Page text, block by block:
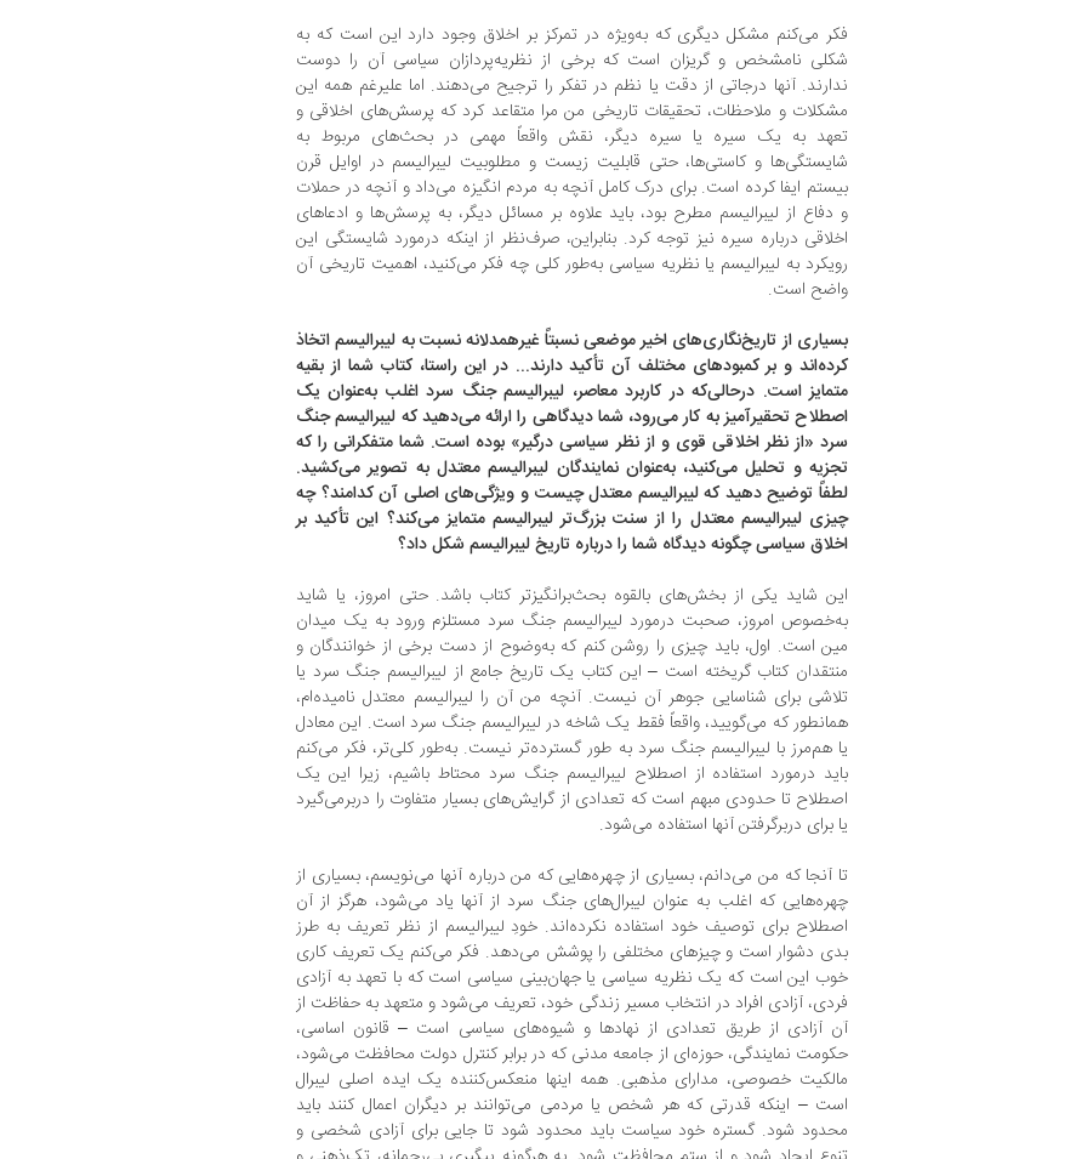
فکر می‌کنم مشکل دیگری که به‌ویژه در تمرکز بر اخلاق وجود دارد این است که به
شکلی نامشخص و گریزان است که برخی از نظریه‌پردازان سیاسی آن را دوست
ندارند. آنها درجاتی از دقت یا نظم در تفکر را ترجیح می‌دهند. اما علیرغم همه این
مشکلات و ملاحظات، تحقیقات تاریخی من مرا متقاعد کرد که پرسش‌های اخلاقی و
تعهد به یک سیره یا سیره دیگر، نقش واقعاً مهمی در بحث‌های مربوط به
شایستگی‌ها و کاستی‌ها، حتی قابلیت زیست و مطلوبیت لیبرالیسم در اوایل قرن
بیستم ایفا کرده است. برای درک کامل آنچه به مردم انگیزه می‌داد و آنچه در حملات
و دفاع از لیبرالیسم مطرح بود، باید علاوه بر مسائل دیگر، به پرسش‌ها و ادعاهای
اخلاقی درباره سیره نیز توجه کرد. بنابراین، صرف‌نظر از اینکه درمورد شایستگی این
رویکرد به لیبرالیسم یا نظریه سیاسی به‌طور کلی چه فکر می‌کنید، اهمیت تاریخی آن
واضح است.
بسیاری از تاریخ‌نگاری‌های اخیر موضعی نسبتاً غیرهمدلانه نسبت به لیبرالیسم اتخاذ
کرده‌اند و بر کمبودهای مختلف آن تأکید دارند... در این راستا، کتاب شما از بقیه
متمایز است. در‌حالی‌که در کاربرد معاصر، لیبرالیسم جنگ سرد اغلب به‌عنوان یک
اصطلاح تحقیرآمیز به کار می‌رود، شما دیدگاهی را ارائه می‌دهید که لیبرالیسم جنگ
سرد «از نظر اخلاقی قوی و از نظر سیاسی درگیر» بوده است. شما متفکرانی را که
تجزیه و تحلیل می‌کنید، به‌عنوان نمایندگان لیبرالیسم معتدل به تصویر می‌کشید.
لطفاً توضیح دهید که لیبرالیسم معتدل چیست و ویژگی‌های اصلی آن کدامند؟ چه
چیزی لیبرالیسم معتدل را از سنت بزرگ‌تر لیبرالیسم متمایز می‌کند؟ این تأکید بر
اخلاق سیاسی چگونه دیدگاه شما را درباره تاریخ لیبرالیسم شکل داد؟
این شاید یکی از بخش‌های بالقوه بحث‌برانگیزتر کتاب باشد. حتی امروز، یا شاید
به‌خصوص امروز، صحبت درمورد لیبرالیسم جنگ سرد مستلزم ورود به یک میدان
مین است. اول، باید چیزی را روشن کنم که به‌وضوح از دست برخی از خوانندگان و
منتقدان کتاب گریخته است – این کتاب یک تاریخ جامع از لیبرالیسم جنگ سرد یا
تلاشی برای شناسایی جوهر آن نیست. آنچه من آن را لیبرالیسم معتدل نامیده‌ام،
همانطور که می‌گویید، واقعاً فقط یک شاخه در لیبرالیسم جنگ سرد است. این معادل
یا هم‌مرز با لیبرالیسم جنگ سرد به طور گسترده‌تر نیست. به‌طور کلی‌تر، فکر می‌کنم
باید درمورد استفاده از اصطلاح لیبرالیسم جنگ سرد محتاط باشیم، زیرا این یک
اصطلاح تا حدودی مبهم است که تعدادی از گرایش‌های بسیار متفاوت را دربرمی‌گیرد
یا برای دربرگرفتن آنها استفاده می‌شود.
تا آنجا که من می‌دانم، بسیاری از چهره‌هایی که من درباره آنها می‌نویسم، بسیاری از
چهره‌هایی که اغلب به عنوان لیبرال‌های جنگ سرد از آنها یاد می‌شود، هرگز از آن
اصطلاح برای توصیف خود استفاده نکرده‌اند. خودِ لیبرالیسم از نظر تعریف به طرز
بدی دشوار است و چیزهای مختلفی را پوشش می‌دهد. فکر می‌کنم یک تعریف کاری
خوب این است که یک نظریه سیاسی یا جهان‌بینی سیاسی است که با تعهد به آزادی
فردی، آزادی افراد در انتخاب مسیر زندگی خود، تعریف می‌شود و متعهد به حفاظت از
آن آزادی از طریق تعدادی از نهادها و شیوه‌های سیاسی است – قانون اساسی،
حکومت نمایندگی، حوزه‌ای از جامعه مدنی که در برابر کنترل دولت محافظت می‌شود،
مالکیت خصوصی، مدارای مذهبی. همه اینها منعکس‌کننده یک ایده اصلی لیبرال
است – اینکه قدرتی که هر شخص یا مردمی می‌توانند بر دیگران اعمال کنند باید
محدود شود. گستره خود سیاست باید محدود شود تا جایی برای آزادی شخصی و